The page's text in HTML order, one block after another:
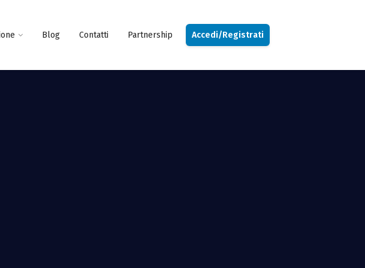
Blog Contatti Partnership Accedi/Registrati